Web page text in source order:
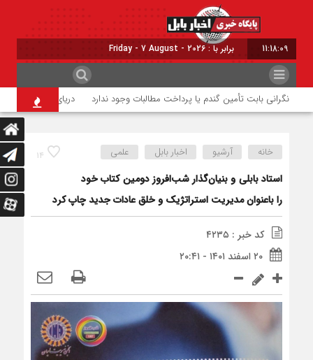
11:18:10 برابر با : Friday - 7 August - 2026
نگرانی بابت تأمین گندم یا پرداخت مطالبات وجود ندارد دریای مازندران
۱۴ خانه آرشیو اخبار بابل علمی
استاد بابلی و بنیان‌گذار شب‌افروز دومین کتاب خود
را با‌عنوان مدیریت استراتژیک و خلق عادات جدید چاپ کرد
کد خبر : ۴۲۳۵
۲۰ اسفند ۱۴۰۱ - ۲۰:۴۱